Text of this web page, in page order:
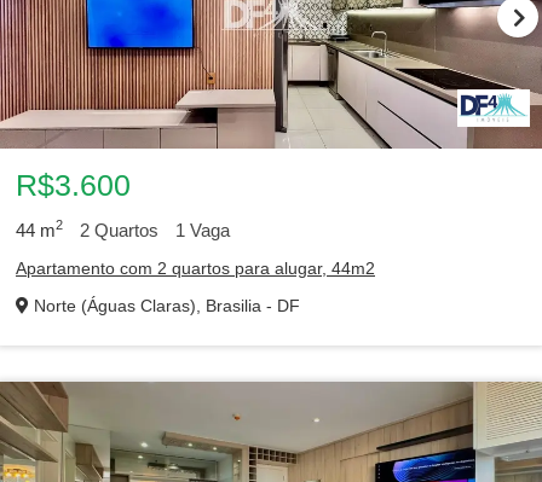
R$3.600
44 m2 2 Quartos 1 Vaga
Apartamento com 2 quartos para alugar, 44m2
Norte (Águas Claras), Brasilia - DF